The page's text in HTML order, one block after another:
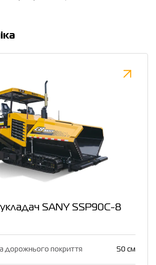
SANY SSP90C-8
дорожнього покриття 50 см